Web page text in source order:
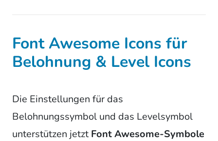
Font Awesome Icons für
Belohnung & Level Icons
Die Einstellungen für das
Belohnungssymbol und das Levelsymbol
unterstützen jetzt Font Awesome-Symbole